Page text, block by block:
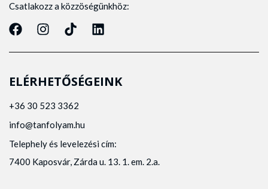
Csatlakozz a közzöségünkhöz:
ELÉRHETŐSÉGEINK
+36 30 523 3362
info@tanfolyam.hu
Telephely és levelezési cím:
7400 Kaposvár, Zárda u. 13. 1. em. 2.a.